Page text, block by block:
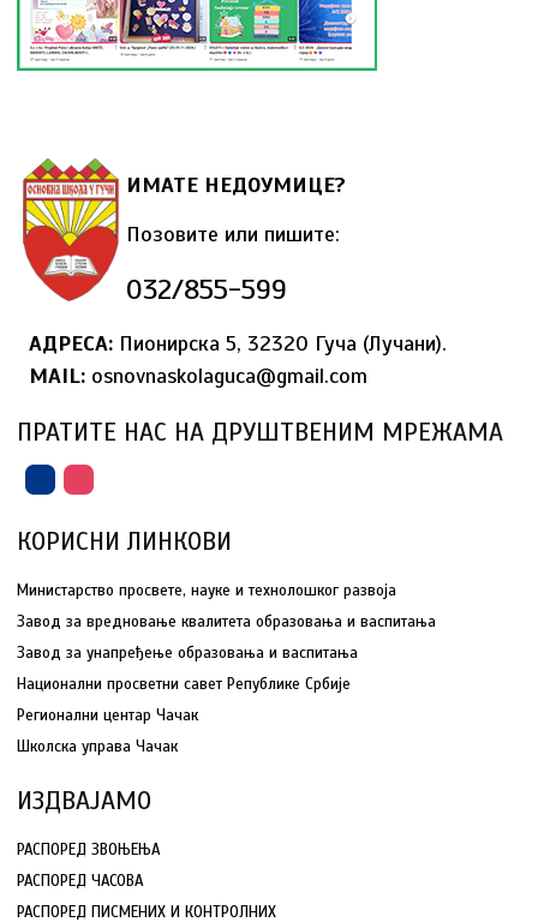
ИМАТЕ НЕДОУМИЦЕ?
Позовите или пишите:
032/855-599
АДРЕСА: Пионирска 5, 32320 Гуча (Лучани).
MAIL: osnovnaskolaguca@gmail.com
ПРАТИТЕ НАС НА ДРУШТВЕНИМ МРЕЖАМА
КОРИСНИ ЛИНКОВИ
Министарство просвете, науке и технолошког развоја
Завод за вредновање квалитета образовања и васпитања
Завод за унапређење образовања и васпитања
Национални просветни савет Републике Србије
Регионални центар Чачак
Школска управа Чачак
ИЗДВАЈАМО
РАСПОРЕД ЗВОЊЕЊА
РАСПОРЕД ЧАСОВА
РАСПОРЕД ПИСМЕНИХ И КОНТРОЛНИХ